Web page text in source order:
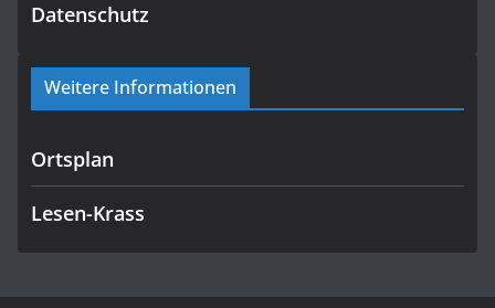
Datenschutz
Weitere Informationen
Ortsplan
Lesen-Krass